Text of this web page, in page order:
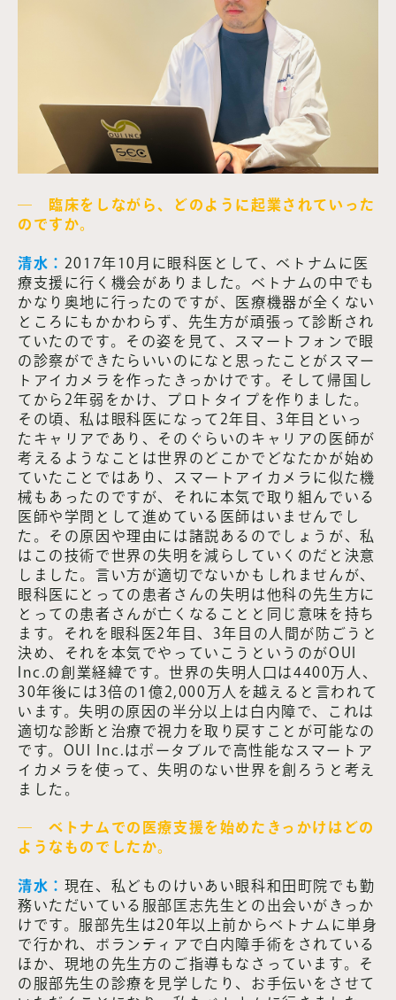
― 臨床をしながら、どのように起業されていった
のですか。
清水： 2017年10月に眼科医として、ベトナムに医
療支援に行く機会がありました。ベトナムの中でも
かなり奥地に行ったのですが、医療機器が全くない
ところにもかかわらず、先生方が頑張って診断され
ていたのです。その姿を見て、スマートフォンで眼
の診察ができたらいいのになと思ったことがスマー
トアイカメラを作ったきっかけです。そして帰国し
てから2年弱をかけ、プロトタイプを作りました。
その頃、私は眼科医になって2年目、3年目といっ
たキャリアであり、そのぐらいのキャリアの医師が
考えるようなことは世界のどこかでどなたかが始め
ていたことではあり、スマートアイカメラに似た機
械もあったのですが、それに本気で取り組んでいる
医師や学問として進めている医師はいませんでし
た。その原因や理由には諸説あるのでしょうが、私
はこの技術で世界の失明を減らしていくのだと決意
しました。言い方が適切でないかもしれませんが、
眼科医にとっての患者さんの失明は他科の先生方に
とっての患者さんが亡くなることと同じ意味を持ち
ます。それを眼科医2年目、3年目の人間が防ごうと
決め、それを本気でやっていこうというのがOUI
Inc.の創業経緯です。世界の失明人口は4400万人、
30年後には3倍の1億2,000万人を越えると言われて
います。失明の原因の半分以上は白内障で、これは
適切な診断と治療で視力を取り戻すことが可能なの
です。OUI Inc.はポータブルで高性能なスマートア
イカメラを使って、失明のない世界を創ろうと考え
ました。
― ベトナムでの医療支援を始めたきっかけはどの
ようなものでしたか。
清水： 現在、私どものけいあい眼科和田町院でも勤
務いただいている服部匡志先生との出会いがきっか
けです。服部先生は20年以上前からベトナムに単身
で行かれ、ボランティアで白内障手術をされている
ほか、現地の先生方のご指導もなさっています。そ
の服部先生の診療を見学したり、お手伝いをさせて